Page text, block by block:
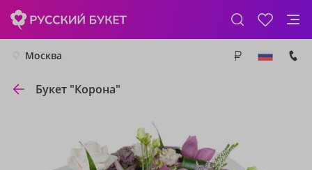
Москва
Букет "Корона"